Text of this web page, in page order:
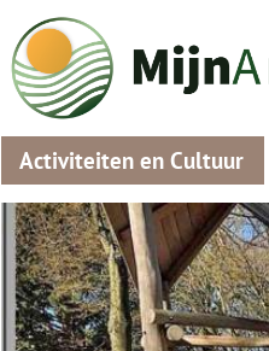
Activiteiten en Cultuur